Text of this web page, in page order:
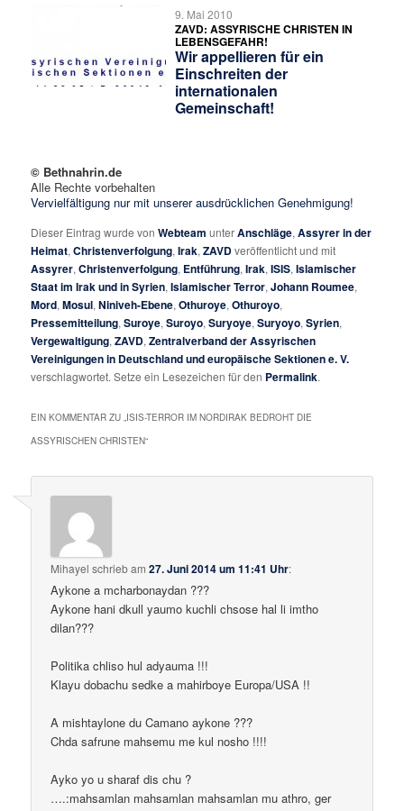
9. Mai 2010
ZAVD: ASSYRISCHE CHRISTEN IN
LEBENSGEFAHR!
Wir appellieren für ein
Einschreiten der
internationalen
Gemeinschaft!
© Bethnahrin.de
Alle Rechte vorbehalten
Vervielfältigung nur mit unserer ausdrücklichen Genehmigung!
Dieser Eintrag wurde vonWebteam unterAnschläge,Assyrer in der
Heimat,Christenverfolgung,Irak,ZAVDveröffentlicht und mit
Assyrer,Christenverfolgung, Entführung,Irak,ISIS,Islamischer
Staat im Irak und in Syrien,Islamischer Terror,Johann Roumee,
Mord,Mosul,Niniveh-Ebene,Othuroye,Othuroyo,
Pressemitteilung,Suroye,Suroyo,Suryoye,Suryoyo,Syrien,
Vergewaltigung,ZAVD,Zentralverband der Assyrischen
Vereinigungen in Deutschland und europäische Sektionen e. V.
verschlagwortet. Setze ein Lesezeichen für den Permalink.
EIN KOMMENTAR ZU „ ISIS-TERROR IM NORDIRAK BEDROHT DIE
ASSYRISCHEN CHRISTEN“
Mihayel schriebam27. Juni 2014 um 11:41 Uhr:
Aykone a mcharbonaydan ???
Aykone hani dkull yaumo kuchli chsose hal li imtho
dilan???
Politika chliso hul adyauma !!!
Klayu dobachu sedke a mahirboye Europa/USA !!
A mishtaylone du Camano aykone ???
Chda safrune mahsemu me kul nosho !!!!
Ayko yo u sharaf dis chu ?
….:mahsamlan mahsamlan mahsamlan mu athro, ger